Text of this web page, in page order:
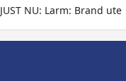
JUST NU: Larm: Brand ute